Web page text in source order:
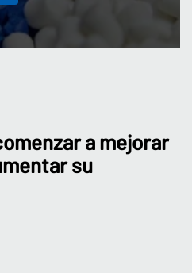
a mejorar
su